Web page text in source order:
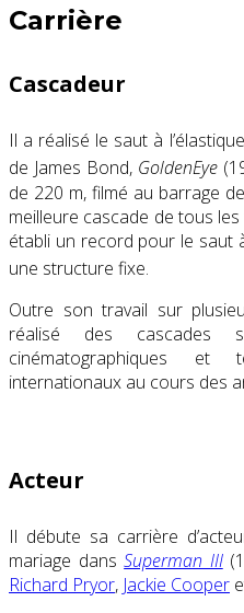
Carrière
Cascadeur
Il a réalisé le saut à
de James Bond, GoldenEye
de 220 m, filmé au barrage
meilleure cascade de tous
établi un record pour le saut
une structure fixe.
Outre son travail sur
réalisé des cascades
cinématographiques et
internationaux au cours des
Acteur
Il débute sa carrière
mariage dansSuperman III
Richard Pryor, Jackie Cooper